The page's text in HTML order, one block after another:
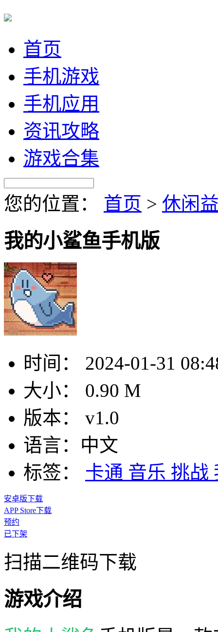
首页
手机游戏
手机应用
资讯攻略
游戏合集
您的位置： 首页 > 休闲
我的小鲨鱼手机版
时间：
2024-01-31
大小：
0.90 M
版本：
v1.0
语言： 中文
标签：
卡通 音乐 挑战
安卓版下载
APP Store下载
预约
已下架
扫描二维码下载
游戏介绍